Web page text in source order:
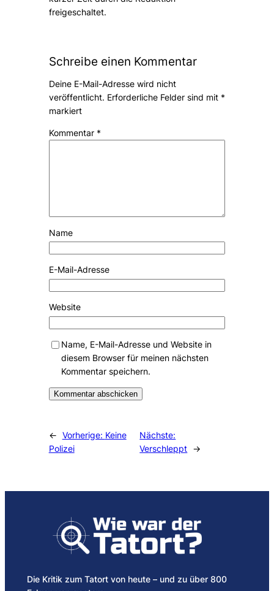
freigeschaltet.
Schreibe einen Kommentar
Deine E-Mail-Adresse wird nicht
veröffentlicht. Erforderliche Felder sind mit *
markiert
Kommentar *
Name
E-Mail-Adresse
Website
Name, E-Mail-Adresse und Website in
diesem Browser für meinen nächsten
Kommentar speichern.
← Vorherige: Keine
Polizei
Nächste:
Verschleppt →
Die Kritik zum Tatort von heute – und zu über 800